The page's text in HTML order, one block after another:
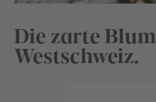
Die zarte
Westschweiz.